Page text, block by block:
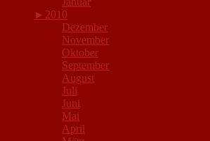
► 2010
Dezember
November
Oktober
September
August
Juli
Juni
Mai
April